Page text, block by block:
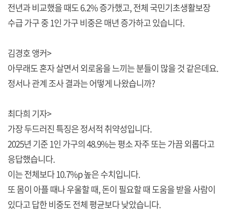
전년과 비교했을 때도 6.2% 증가했고, 전체 국민기초생활보장
수급 가구 중 1인 가구 비중은 매년 증가하고 있습니다.
김경호 앵커>
아무래도 혼자 살면서 외로움을 느끼는 분들이 많을 것 같은데요.
정서나 관계 조사 결과는 어떻게 나왔습니까?
최다희 기자>
가장 두드러진 특징은 정서적 취약성입니다.
2025년 기준 1인 가구의 48.9%는 평소 자주 또는 가끔 외롭다고
응답했습니다.
이는 전체보다 10.7%p 높은 수치입니다.
또 몸이 아플 때나 우울할 때, 돈이 필요할 때 도움을 받을 사람이
있다고 답한 비중도 전체 평균보다 낮았습니다.